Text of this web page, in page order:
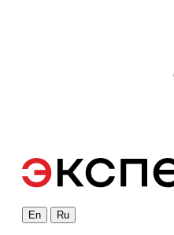
En Ru